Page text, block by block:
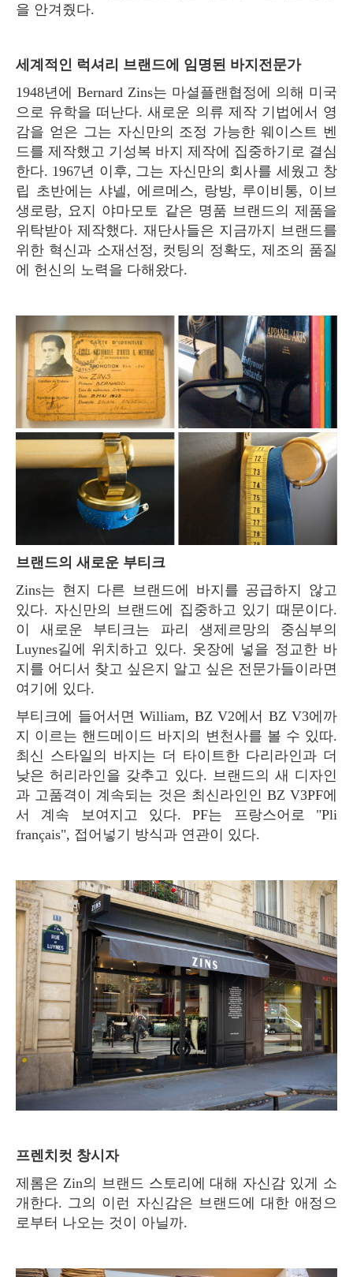
을 안겨줬다.
세계적인 럭셔리 브랜드에 임명된 바지전문가
1948년에 Bernard Zins는 마셜플랜협정에 의해 미국
으로 유학을 떠난다. 새로운 의류 제작 기법에서 영
감을 얻은 그는 자신만의 조정 가능한 웨이스트 벤
드를 제작했고 기성복 바지 제작에 집중하기로 결심
한다. 1967년 이후, 그는 자신만의 회사를 세웠고 창
립 초반에는 샤넬, 에르메스, 랑방, 루이비통, 이브
생로랑, 요지 야마모토 같은 명품 브랜드의 제품을
위탁받아 제작했다. 재단사들은 지금까지 브랜드를
위한 혁신과 소재선정, 컷팅의 정확도, 제조의 품질
에 헌신의 노력을 다해왔다.
브랜드의 새로운 부티크
Zins는 현지 다른 브랜드에 바지를 공급하지 않고
있다. 자신만의 브랜드에 집중하고 있기 때문이다.
이 새로운 부티크는 파리 생제르망의 중심부의
Luynes길에 위치하고 있다. 옷장에 넣을 정교한 바
지를 어디서 찾고 싶은지 알고 싶은 전문가들이라면
여기에 있다.
부티크에 들어서면 William, BZ V2에서 BZ V3에까
지 이르는 핸드메이드 바지의 변천사를 볼 수 있따.
최신 스타일의 바지는 더 타이트한 다리라인과 더
낮은 허리라인을 갖추고 있다. 브랜드의 새 디자인
과 고품격이 계속되는 것은 최신라인인 BZ V3PF에
서 계속 보여지고 있다. PF는 프랑스어로 "Pli
français", 접어넣기 방식과 연관이 있다.
프렌치컷 창시자
제롬은 Zin의 브랜드 스토리에 대해 자신감 있게 소
개한다. 그의 이런 자신감은 브랜드에 대한 애정으
로부터 나오는 것이 아닐까.